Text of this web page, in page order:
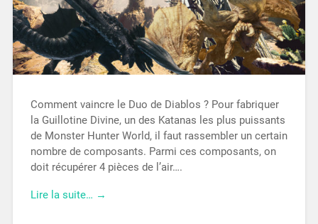
Comment vaincre le Duo de Diablos ? Pour fabriquer
la Guillotine Divine, un des Katanas les plus puissants
de Monster Hunter World, il faut rassembler un certain
nombre de composants. Parmi ces composants, on
doit récupérer 4 pièces de l’air….
Lire la suite… →